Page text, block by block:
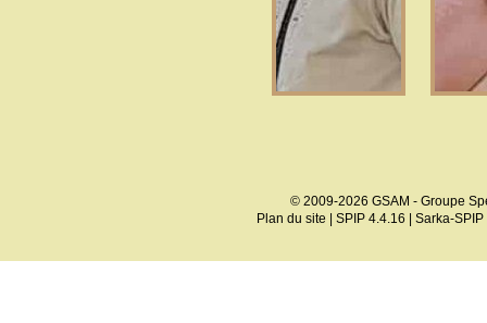
© 2009-2026 GSAM - Groupe
Plan du site
SPIP 4.4.16 Sarka-SPIP